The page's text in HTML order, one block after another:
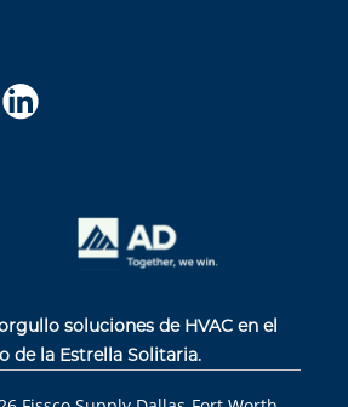
soluciones de HVAC en el
de la Estrella Solitaria.